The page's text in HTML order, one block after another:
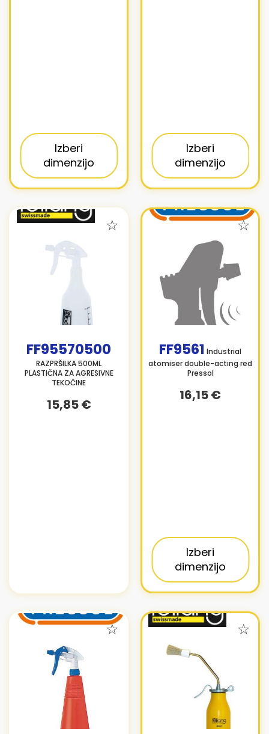
Izberi
dimenzijo
Izberi
dimenzijo
FF95570500
RAZPRŠILKA 500ML
PLASTIČNA ZA AGRESIVNE
TEKOČINE
15,85 €
FF9561 Industrial
atomiser double-acting red
Pressol
16,15 €
Izberi
dimenzijo